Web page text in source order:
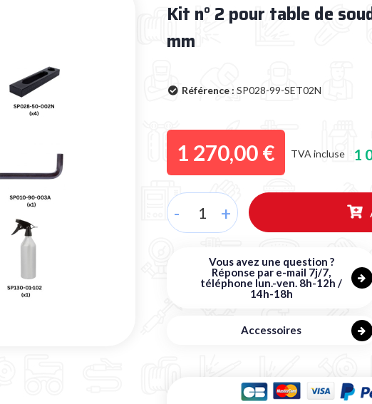
Kit n° 2 pour table de
mm
Référence : SP028-99-SET02N
Vous avez une question ?
Réponse par e-mail 7j/7,
téléphone lun.-ven. 8h-12h /
14h-18h
Accessoires
1 270,00 € TVA incluse 1
- +